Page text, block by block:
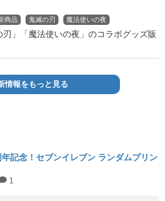
商品 鬼滅の刃 魔法使いの夜
」「魔法使いの夜」のコラボグッズ販
情報をもっと見る
記念！セブンイレブン ランダムプリン
1